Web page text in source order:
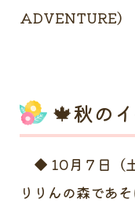
ADVENTURE）
🍁秋の
◆ 10月７日（
りりんの森であ